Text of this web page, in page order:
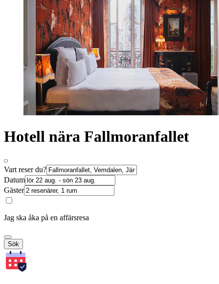
Hotell nära Fallmoranfallet
Vart reser du?
Datum
Gäster
Jag ska åka på en affärsresa
Sök